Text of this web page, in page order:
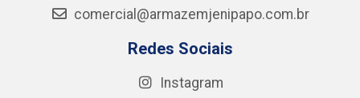
comercial@armazemjenipapo.com.br
Redes Sociais
Instagram